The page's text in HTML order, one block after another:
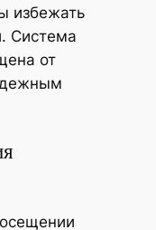
избежать
Система
от